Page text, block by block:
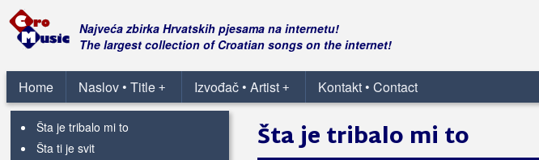
Najveća zbirka Hrvatskih pjesama na internetu!
The largest collection of Croatian songs on the internet!
Home +
Naslov • Title +
Izvođač • Artist Kontakt • Contact
Utorak
Vera od suvog zlata
Vrbe
Šporke riči
Šta je tribalo mi to
Šta ti je svit
Šta je tribalo mi to